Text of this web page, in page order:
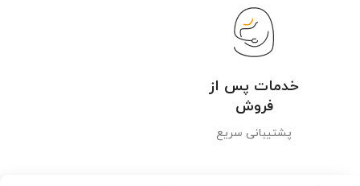
خدمات پس از
فروش
پشتیبانی سریع